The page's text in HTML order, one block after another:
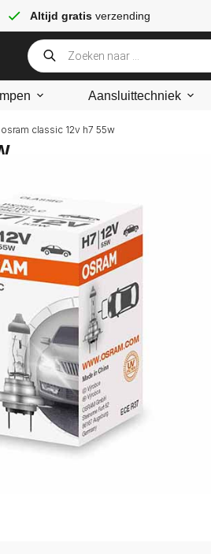
Altijd gratis verzending
Aansluittechniek
classic 12v h7 55w